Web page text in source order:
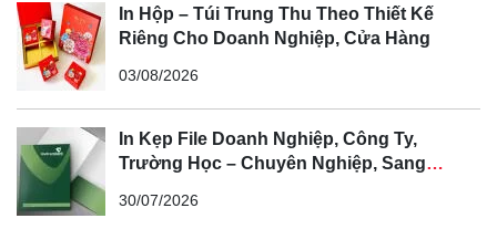
In Hộp – Túi Trung Thu Theo Thiết Kế
Riêng Cho Doanh Nghiệp, Cửa Hàng
03/08/2026
In Kẹp File Doanh Nghiệp, Công Ty,
Trường Học – Chuyên Nghiệp, Sang
30/07/2026